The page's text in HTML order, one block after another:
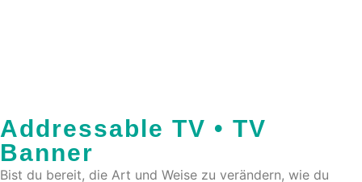
Addressable TV • TV
Banner
Bist du bereit, die Art und Weise zu verändern, wie du